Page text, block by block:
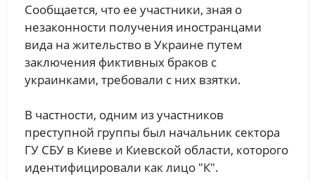
Сообщается, что ее участники, зная о
незаконности получения иностранцами
вида на жительство в Украине путем
заключения фиктивных браков с
украинками, требовали с них взятки.
В частности, одним из участников
преступной группы был начальник сектора
ГУ СБУ в Киеве и Киевской области, которого
идентифицировали как лицо "К".